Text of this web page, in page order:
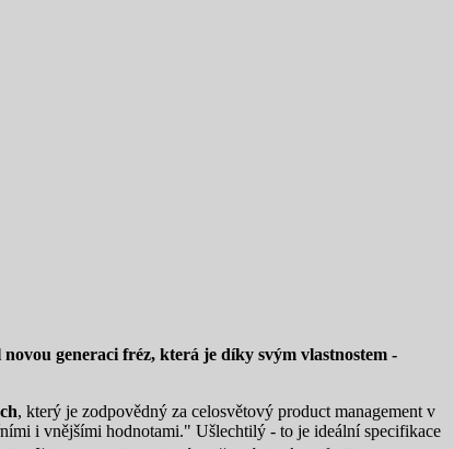
generaci fréz, která je díky svým vlastnostem -
, který je zodpovědný za celosvětový product management v
i vnějšími hodnotami." Ušlechtilý - to je ideální specifikace